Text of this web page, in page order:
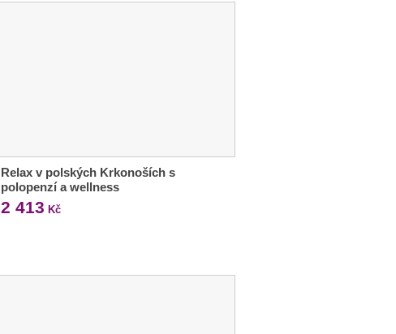
Relax v polských Krkonoších s
polopenzí a wellness
2 413 Kč